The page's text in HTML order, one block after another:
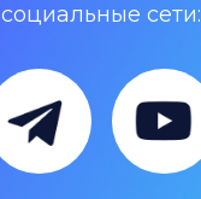
социальные сети: